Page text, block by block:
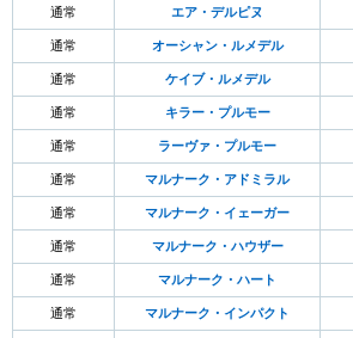
通常 エア・デルピヌ
通常 オーシャン・ルメデル
通常 ケイブ・ルメデル
通常 キラー・プルモー
通常 ラーヴァ・プルモー
通常 マルナーク・アドミラル
通常 マルナーク・イェーガー
通常 マルナーク・ハウザー
通常 マルナーク・ハート
通常 マルナーク・インパクト